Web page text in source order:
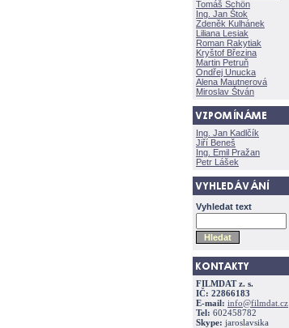
Tomáš Schön
Ing. Jan Štok
Zdeněk Kulhánek
Liliana Lesiak
Roman Rakytiak
Kryštof Březina
Martin Petruň
Ondřej Unucka
Alena Mautnerov
Miroslav Štván
Ing. Jan Kadlčík
Jiří Bene
Ing. Emil Pražan
Petr Lášek
Vyhledat text
FILMDAT z. s.
IČ: 22866183
E-mail: info@filmdat.cz
Tel: 602458782
Skype: jaroslavsika